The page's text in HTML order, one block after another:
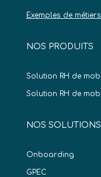
Exemples de
NOS PRODUITS
Solution RH de
Solution RH de
NOS SOLUTIONS
Onboarding
GPEC